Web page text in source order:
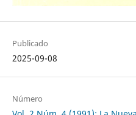
Publicado
2025-09-08
Número